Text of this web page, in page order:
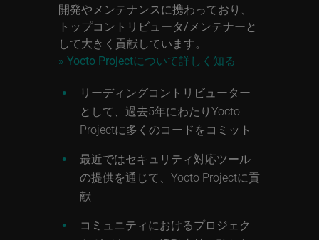
開発やメンテナンスに携わっており、
トップコントリビュータ/メンテナーと
して大きく貢献しています。
» Yocto Projectについて詳しく知る
リーディングコントリビューター
として、過去5年にわたりYocto
Projectに多くのコードをコミット
最近ではセキュリティ対応ツール
の提供を通じて、Yocto Projectに貢
献
コミュニティにおけるプロジェク